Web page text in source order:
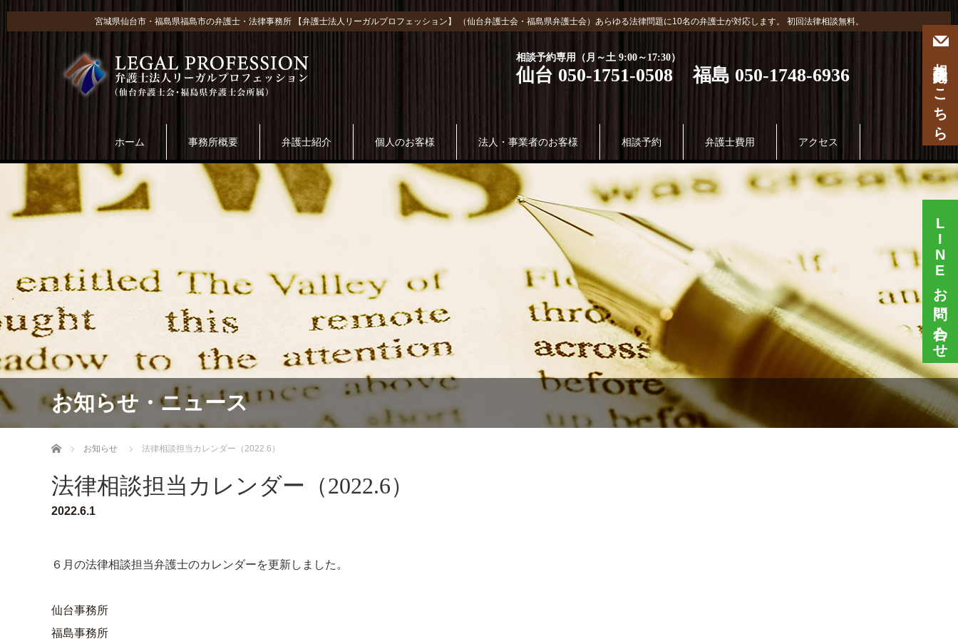
宮城県仙台市・福島県福島市の弁護士・法律事務所 【弁護士法人リーガルプロフェッション】 （仙台弁護士会・福島県弁護士会）あらゆる法律問題に10名の弁護士が対応します。 初回法律相談無料。
相談予約専用（月～土 9:00～17:30）
仙台 050-1751-0508 福島 050-1748-6936 相談予約はこちら
LINE
お問い合わせ
ホーム 事務所概要 弁護士紹介 個人のお客様 法人・事業者のお客様 相談予約 弁護士費用 アクセス
お知らせ・ニュース
ホーム お知らせ 法律相談担当カレンダー（2022.6）
法律相談担当カレンダー（2022.6）
2022.6.1
６月の法律相談担当弁護士のカレンダーを更新しました。
仙台事務所
福島事務所